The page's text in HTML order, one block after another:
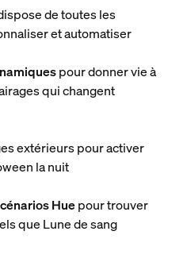
de toutes les
et automatiser
pour donner vie à
qui changent
extérieurs pour activer
la nuit
Huepour trouver
que Lune de sang